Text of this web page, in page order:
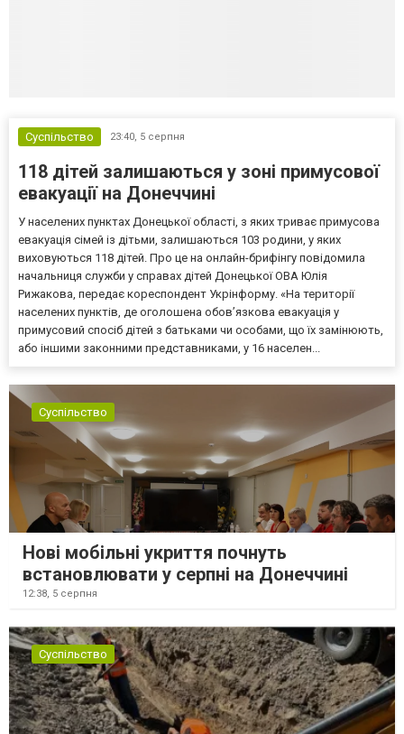
Суспільство 23:40, 5 серпня
118 дітей залишаються у зоні примусової
евакуації на Донеччині
У населених пунктах Донецької області, з яких триває примусова
евакуація сімей із дітьми, залишаються 103 родини, у яких
виховуються 118 дітей. Про це на онлайн-брифінгу повідомила
начальниця служби у справах дітей Донецької ОВА Юлія
Рижакова, передає кореспондент Укрінформу. «На території
населених пунктів, де оголошена обов’язкова евакуація у
примусовий спосіб дітей з батьками чи особами, що їх замінюють,
або іншими законними представниками, у 16 населен...
Суспільство
Нові мобільні укриття почнуть
встановлювати у серпні на Донеччині
12:38, 5 серпня
Суспільство